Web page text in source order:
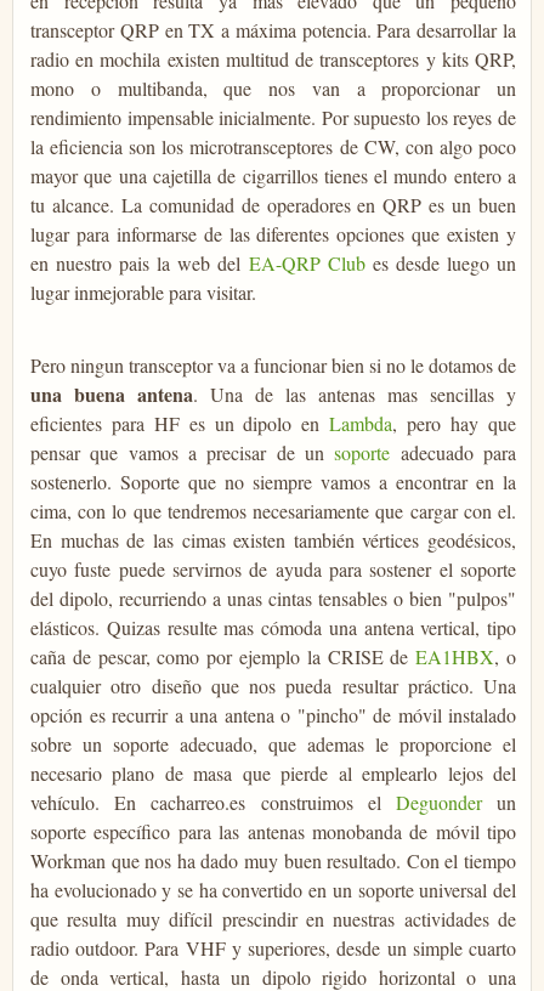
transceptor QRP en TX a máxima potencia. Para desarrollar la
radio en mochila existen multitud de transceptores y kits QRP,
mono o multibanda, que nos van a proporcionar un
rendimiento impensable inicialmente. Por supuesto los reyes de
la eficiencia son los microtransceptores de CW, con algo poco
mayor que una cajetilla de cigarrillos tienes el mundo entero a
tu alcance. La comunidad de operadores en QRP es un buen
lugar para informarse de las diferentes opciones que existen y
en nuestro pais la web del EA-QRP Clubes desde luego un
lugar inmejorable para visitar.
Pero ningun transceptor va a funcionar bien si no le dotamos de
una buena antena. Una de las antenas mas sencillas y
eficientes para HF es un dipolo enLambda, pero hay que
pensar que vamos a precisar de unsoporte adecuado para
sostenerlo. Soporte que no siempre vamos a encontrar en la
cima, con lo que tendremos necesariamente que cargar con el.
En muchas de las cimas existen también vértices geodésicos,
cuyo fuste puede servirnos de ayuda para sostener el soporte
del dipolo, recurriendo a unas cintas tensables o bien "pulpos"
elásticos. Quizas resulte mas cómoda una antena vertical, tipo
caña de pescar, como por ejemplo la CRISE deEA1HBX, o
cualquier otro diseño que nos pueda resultar práctico. Una
opción es recurrir a una antena o "pincho" de móvil instalado
sobre un soporte adecuado, que ademas le proporcione el
necesario plano de masa que pierde al emplearlo lejos del
vehículo. En cacharreo.es construimos el Deguonderun
soporte específico para las antenas monobanda de móvil tipo
Workman que nos ha dado muy buen resultado. Con el tiempo
ha evolucionado y se ha convertido en un soporte universal del
que resulta muy difícil prescindir en nuestras actividades de
radio outdoor. Para VHF y superiores, desde un simple cuarto
de onda vertical, hasta un dipolo rigido horizontal o una